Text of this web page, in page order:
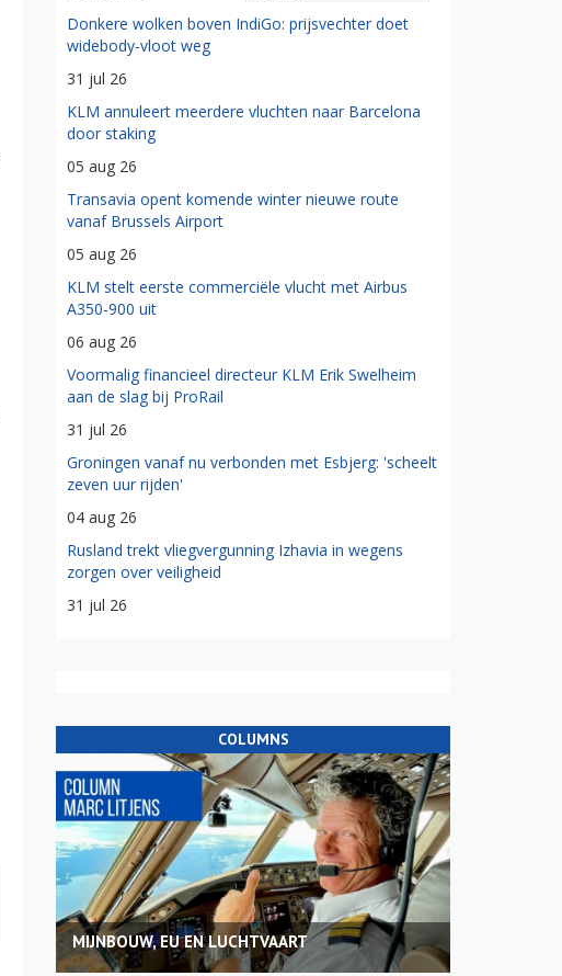
Donkere wolken boven IndiGo: prijsvechter doet
widebody-vloot weg
31 jul 26
KLM annuleert meerdere vluchten naar Barcelona
door staking
05 aug 26
Transavia opent komende winter nieuwe route
vanaf Brussels Airport
05 aug 26
KLM stelt eerste commerciële vlucht met Airbus
A350-900 uit
06 aug 26
Voormalig financieel directeur KLM Erik Swelheim
aan de slag bij ProRail
31 jul 26
Groningen vanaf nu verbonden met Esbjerg: 'scheelt
zeven uur rijden'
04 aug 26
Rusland trekt vliegvergunning Izhavia in wegens
zorgen over veiligheid
31 jul 26
COLUMNS
MIJNBOUW, EU EN LUCHTVAART